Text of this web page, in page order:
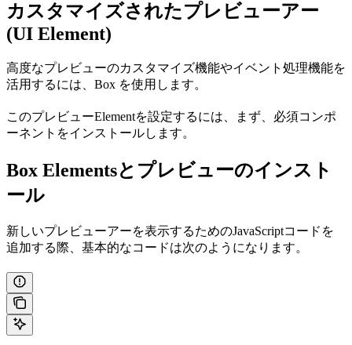
カスタマイズされたプレビューアー
(UI Element)
高度なプレビューのカスタマイズ機能やイベント処理機能を
活用するには、Box を使用します。
このプレビューElementを設定するには、まず、必須コンポ
ーネントをインストールします。
Box Elementsとプレビューのインスト
ール
新しいプレビューアーを表示するためのJavaScriptコードを
追加する際、基本的なコードは次のようになります。